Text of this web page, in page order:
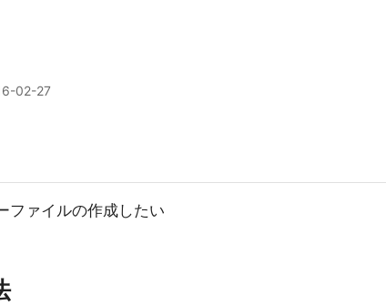
02-27
ファイルの作成したい